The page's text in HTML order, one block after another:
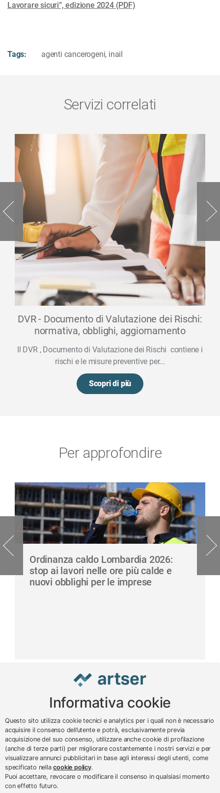
Lavorare sicuri”, edizione 2024 (PDF)
Tags: agenti cancerogeni, inail
Servizi correlati
DVR - Documento di Valutazione dei Rischi:
normativa, obblighi, aggiornamento
Il DVR , Documento di Valutazione dei Rischi contiene i
rischi e le misure preventive per...
Scopri di più
Per approfondire
Ordinanza caldo Lombardia 2026:
stop ai lavori nelle ore più calde e
nuovi obblighi per le imprese
© 2024 – 2026 - ARTSER SRL
ARTSER SRL - Viale Milano, 5 - Varese -
P.IVA 01878290129
Tel. 0332 256111 - Fax 0332 256200 -
Informativa cookie
Questo sito utilizza cookie tecnici e analytics per i quali non è necessario
acquisire il consenso dell’utente e potrà, esclusivamente previa
acquisizione del suo consenso, utilizzare anche cookie di profilazione
(anche di terze parti) per migliorare costantemente i nostri servizi e per
visualizzare annunci pubblicitari in base agli interessi degli utenti, come
specificato nellacookie policy.
Puoi accettare, revocare o modificare il consenso in qualsiasi momento
con effetto futuro.